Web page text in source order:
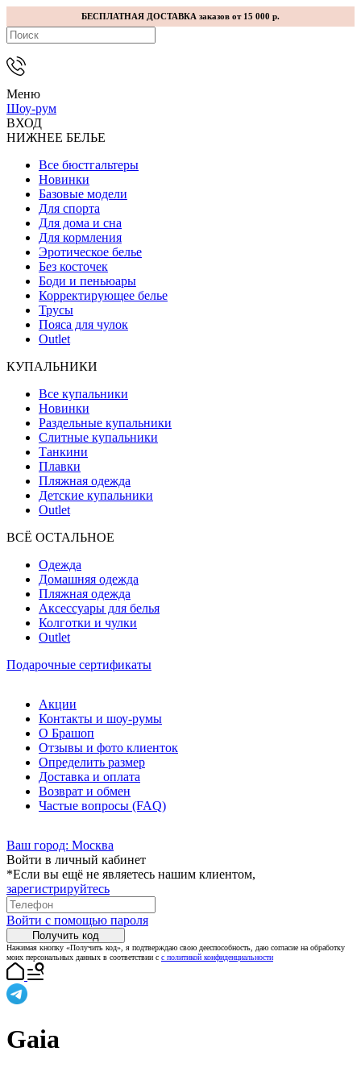
БЕСПЛАТНАЯ ДОСТАВКА заказов от 15 000 р.
Меню
Шоу-рум
ВХОД
НИЖНЕЕ БЕЛЬЕ
Все бюстгальтеры
Новинки
Базовые модели
Для спорта
Для дома и сна
Для кормления
Эротическое белье
Без косточек
Боди и пеньюары
Корректирующее белье
Трусы
Пояса для чулок
Outlet
КУПАЛЬНИКИ
Все купальники
Новинки
Раздельные купальники
Слитные купальники
Танкини
Плавки
Пляжная одежда
Детские купальники
Outlet
ВCЁ ОСТАЛЬНОЕ
Одежда
Домашняя одежда
Пляжная одежда
Аксессуары для белья
Колготки и чулки
Outlet
Подарочные сертификаты
Акции
Контакты и шоу-румы
О Брашоп
Отзывы и фото клиенток
Определить размер
Доставка и оплата
Возврат и обмен
Частые вопросы (FAQ)
Ваш город: Москва
Войти в личный кабинет
*Если вы ещё не являетесь нашим клиентом,
зарегистрируйтесь
Войти с помощью пароля
Получить код
Нажимая кнопку «Получить код», я подтверждаю свою дееспособность, даю согласие на обработку
моих персональных данных в соответствии с с политикой конфиденциальности
Gaia